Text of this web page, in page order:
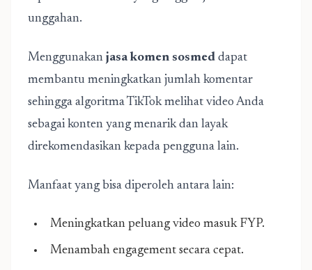
unggahan.
Menggunakan jasa komen sosmed dapat
membantu meningkatkan jumlah komentar
sehingga algoritma TikTok melihat video Anda
sebagai konten yang menarik dan layak
direkomendasikan kepada pengguna lain.
Manfaat yang bisa diperoleh antara lain:
Meningkatkan peluang video masuk FYP.
Menambah engagement secara cepat.